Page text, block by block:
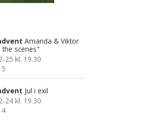
Amanda & Viktor
the scenes"
25 kl. 19.30
Jul i exil
24 kl. 19.30
4